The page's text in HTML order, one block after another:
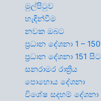
මුල්පිටුව
හැඳින්වීම
නවක ඔබට
ප්‍රධාන දේශනා 1 – 150
ප්‍රධාන දේශනා 151 සිට
සනරාමර රාත්‍රිය
පොහොය දේශනා
විශේෂ සදහම් දේශනා